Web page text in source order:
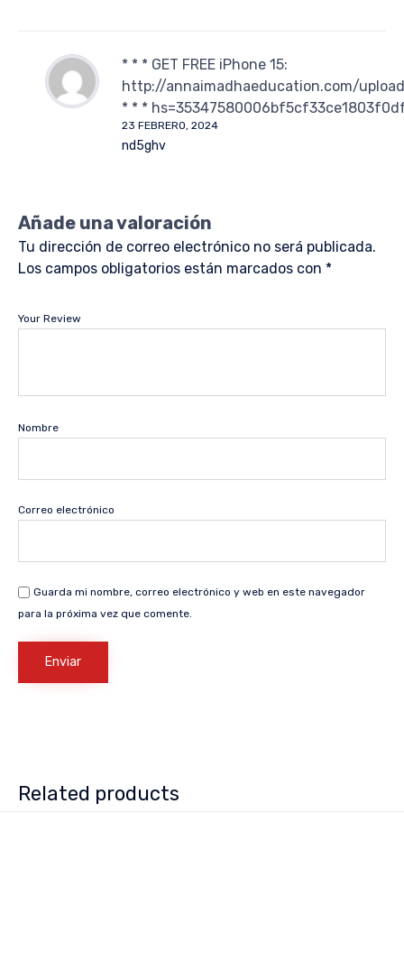
* * * GET FREE iPhone 15:
http://annaimadhaeducation.com/
* * *
23 FEBRERO, 2024
nd5ghv
Añade una valoración
Tu dirección de correo electrónico no será publicada.
Los campos obligatorios están marcados con *
Your Review
Nombre
Correo electrónico
Guarda mi nombre, correo electrónico y web en este navegador
para la próxima vez que comente.
Related products